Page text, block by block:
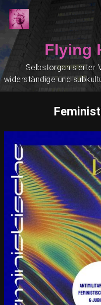
Flying
Selbstorganisierter
widerständige und